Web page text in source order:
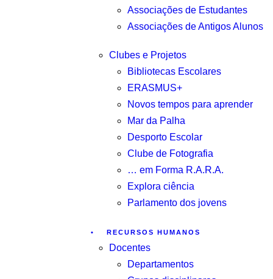
Associações de Estudantes
Associações de Antigos Alunos
Clubes e Projetos
Bibliotecas Escolares
ERASMUS+
Novos tempos para aprender
Mar da Palha
Desporto Escolar
Clube de Fotografia
… em Forma R.A.R.A.
Explora ciência
Parlamento dos jovens
RECURSOS HUMANOS
Docentes
Departamentos